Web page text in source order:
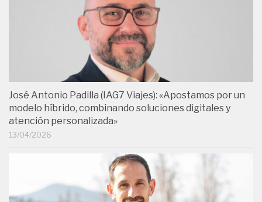
José Antonio Padilla (IAG7 Viajes): «Apostamos por un
modelo híbrido, combinando soluciones digitales y
atención personalizada»
13/04/2026